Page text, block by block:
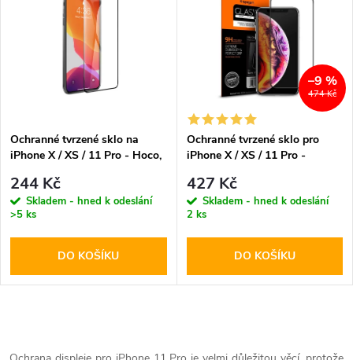
Ochranné tvrzené sklo na
iPhone X / XS / 11 Pro - Hoco,
244 Kč
Skladem - hned k odeslání
>5 ks
DO KOŠÍKU
474 Kč
–9 %
Ochranné tvrzené sklo pro
iPhone X / XS / 11 Pro -
427 Kč
Skladem - hned k odeslání
2 ks
DO KOŠÍKU